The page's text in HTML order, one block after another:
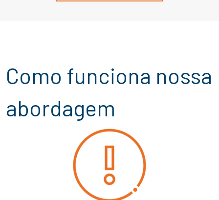
Como funciona nossa
abordagem